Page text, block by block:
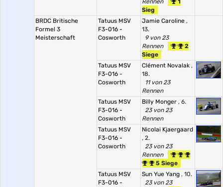
Rennen
1
Sieg
BRDC Britische
Formel 3
Meisterschaft
Tatuus MSV
F3-016 -
Cosworth
Jamie Caroline ,
13.
9 von 23
Rennen
2
Siege
Tatuus MSV
F3-016 -
Cosworth
Clément Novalak ,
18.
11 von 23
Rennen
Tatuus MSV
F3-016 -
Cosworth
Billy Monger , 6.
23 von 23
Rennen
Tatuus MSV
F3-016 -
Cosworth
Nicolai Kjaergaard
, 2.
23 von 23
Rennen
5 Siege
Tatuus MSV
F3-016 -
Sun Yue Yang , 10.
23 von 23